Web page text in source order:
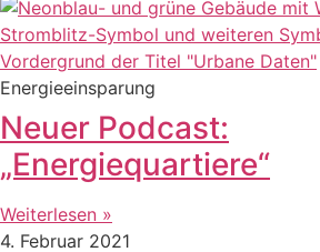
Energieeinsparung
Neuer Podcast:
„Energiequartiere“
Weiterlesen »
4. Februar 2021